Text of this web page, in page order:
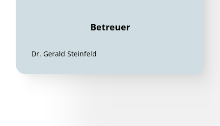
Betreuer
Dr. Gerald Steinfeld